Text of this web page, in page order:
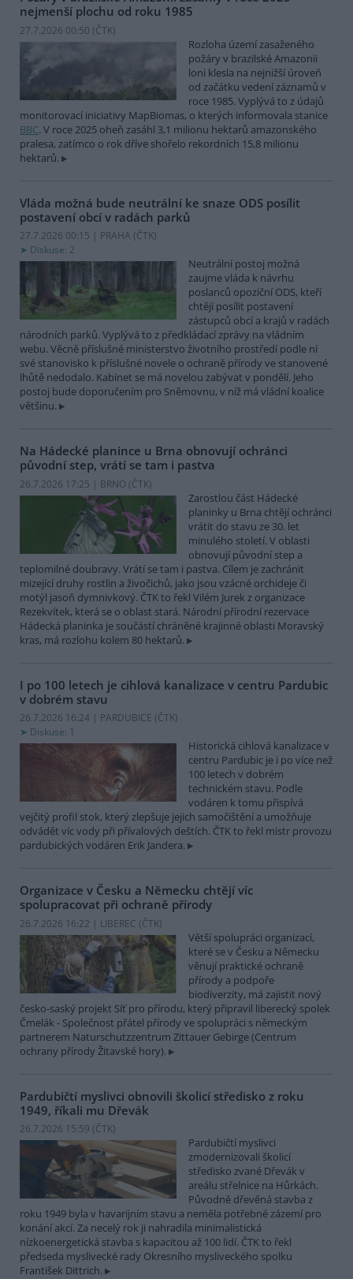
nejmenší plochu od roku 1985
27.7.2026 00:50 (ČTK)
Rozloha území zasaženého
požáry v brazilské Amazonii
loni klesla na nejnižší úroveň
od začátku vedení záznamů v
roce 1985. Vyplývá to z údajů
monitorovací iniciativy MapBiomas, o kterých informovala stanice
BBC. V roce 2025 oheň zasáhl 3,1 milionu hektarů amazonského
pralesa, zatímco o rok dříve shořelo rekordních 15,8 milionu
hektarů.
Vláda možná bude neutrální ke snaze ODS posílit
postavení obcí v radách parků
27.7.2026 00:15 | PRAHA (ČTK)
Diskuse: 2
Neutrální postoj možná
zaujme vláda k návrhu
poslanců opoziční ODS, kteří
chtějí posílit postavení
zástupců obcí a krajů v radách
národních parků. Vyplývá to z předkládací zprávy na vládním
webu. Věcně příslušné ministerstvo životního prostředí podle ní
své stanovisko k příslušné novele o ochraně přírody ve stanovené
lhůtě nedodalo. Kabinet se má novelou zabývat v pondělí. Jeho
postoj bude doporučením pro Sněmovnu, v níž má vládní koalice
většinu.
Na Hádecké planince u Brna obnovují ochránci
původní step, vrátí se tam i pastva
26.7.2026 17:25 | BRNO (ČTK)
Zarostlou část Hádecké
planinky u Brna chtějí ochránci
vrátit do stavu ze 30. let
minulého století. V oblasti
obnovují původní step a
teplomilné doubravy. Vrátí se tam i pastva. Cílem je zachránit
mizející druhy rostlin a živočichů, jako jsou vzácné orchideje či
motýl jasoň dymnivkový. ČTK to řekl Vilém Jurek z organizace
Rezekvítek, která se o oblast stará. Národní přírodní rezervace
Hádecká planinka je součástí chráněné krajinné oblasti Moravský
kras, má rozlohu kolem 80 hektarů.
I po 100 letech je cihlová kanalizace v centru Pardubic
v dobrém stavu
26.7.2026 16:24 | PARDUBICE (ČTK)
Diskuse: 1
Historická cihlová kanalizace v
centru Pardubic je i po více než
100 letech v dobrém
technickém stavu. Podle
vodáren k tomu přispívá
vejčitý profil stok, který zlepšuje jejich samočištění a umožňuje
odvádět víc vody při přívalových deštích. ČTK to řekl mistr provozu
pardubických vodáren Erik Jandera.
Organizace v Česku a Německu chtějí víc
spolupracovat při ochraně přírody
26.7.2026 16:22 | LIBEREC (ČTK)
Větší spolupráci organizací,
které se v Česku a Německu
věnují praktické ochraně
přírody a podpoře
biodiverzity, má zajistit nový
česko-saský projekt Síť pro přírodu, který připravil liberecký spolek
Čmelák - Společnost přátel přírody ve spolupráci s německým
partnerem Naturschutzzentrum Zittauer Gebirge (Centrum
ochrany přírody Žitavské hory).
Pardubičtí myslivci obnovili školicí středisko z roku
1949, říkali mu Dřevák
26.7.2026 15:59 (ČTK)
Pardubičtí myslivci
zmodernizovali školicí
středisko zvané Dřevák v
areálu střelnice na Hůrkách.
Původně dřevěná stavba z
roku 1949 byla v havarijním stavu a neměla potřebné zázemí pro
konání akcí. Za necelý rok ji nahradila minimalistická
nízkoenergetická stavba s kapacitou až 100 lidí. ČTK to řekl
předseda myslivecké rady Okresního mysliveckého spolku
František Dittrich.